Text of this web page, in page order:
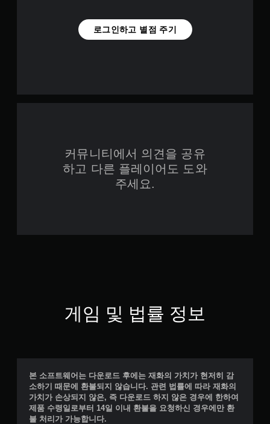
로그인하고 별점 주기
커뮤니티에서 의견을 공유
하고 다른 플레이어도 도와
주세요.
게임 및 법률 정보
본 소프트웨어는 다운로드 후에는 재화의 가치가 현저히 감
소하기 때문에 환불되지 않습니다. 관련 법률에 따라 재화의
가치가 손상되지 않은, 즉 다운로드 하지 않은 경우에 한하여
제품 수령일로부터 14일 이내 환불을 요청하신 경우에만 환
불 처리가 가능합니다.